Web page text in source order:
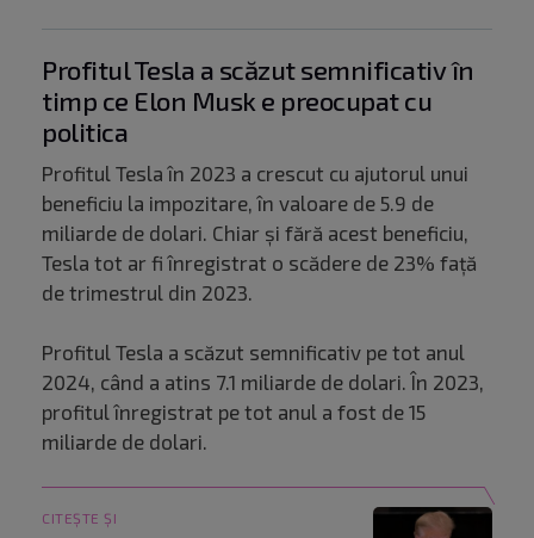
Profitul Tesla a scăzut semnificativ în
timp ce Elon Musk e preocupat cu
politica
Profitul Tesla în 2023 a crescut cu ajutorul unui
beneficiu la impozitare, în valoare de 5.9 de
miliarde de dolari. Chiar și fără acest beneficiu,
Tesla tot ar fi înregistrat o scădere de 23% față
de trimestrul din 2023.
Profitul Tesla a scăzut semnificativ pe tot anul
2024, când a atins 7.1 miliarde de dolari. În 2023,
profitul înregistrat pe tot anul a fost de 15
miliarde de dolari.
CITEȘTE ȘI